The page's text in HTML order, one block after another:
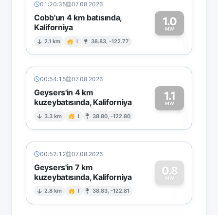
01:20:35 07.08.2026
Cobb'un 4 km batısında,
Kaliforniya
2.1 km I 38.83, -122.77
1.0
MW1
00:54:15 07.08.2026
Geysers'in 4 km
kuzeybatısında, Kaliforniya
3.3 km I 38.80, -122.80
1.1
MW1
00:52:12 07.08.2026
Geysers'in 7 km
kuzeybatısında, Kaliforniya
2.8 km I 38.83, -122.81
0.8
MW
0